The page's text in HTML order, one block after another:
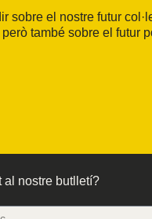
el nostre futur
també sobre el futur
al nostre butlletí?